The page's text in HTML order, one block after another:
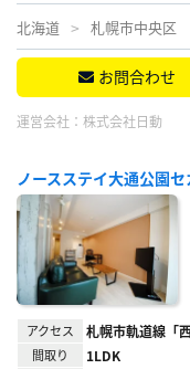
北海道 札幌市中央区
お問合わせ
運営会社： 株式会社日動
ノースステイ大通公園
アクセス 札幌市軌道線「
間取り 1LDK